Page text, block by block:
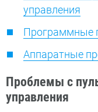
управления
Программные
Аппаратные
Проблемы с
управления